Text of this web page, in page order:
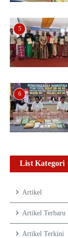
5
6
List Kategori
Artikel
Artikel Terbaru
Artikel Terkini